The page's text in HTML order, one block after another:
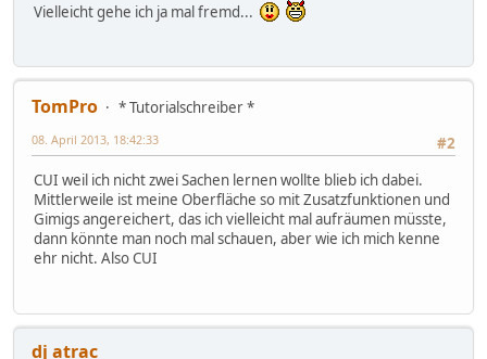
Vielleicht gehe ich ja mal fremd...
TomPro
* Tutorialschreiber *
#2
08. April 2013, 18:42:33
CUI weil ich nicht zwei Sachen lernen wollte blieb ich dabei.
Mittlerweile ist meine Oberfläche so mit Zusatzfunktionen und
Gimigs angereichert, das ich vielleicht mal aufräumen müsste,
dann könnte man noch mal schauen, aber wie ich mich kenne
ehr nicht. Also CUI
dj atrac